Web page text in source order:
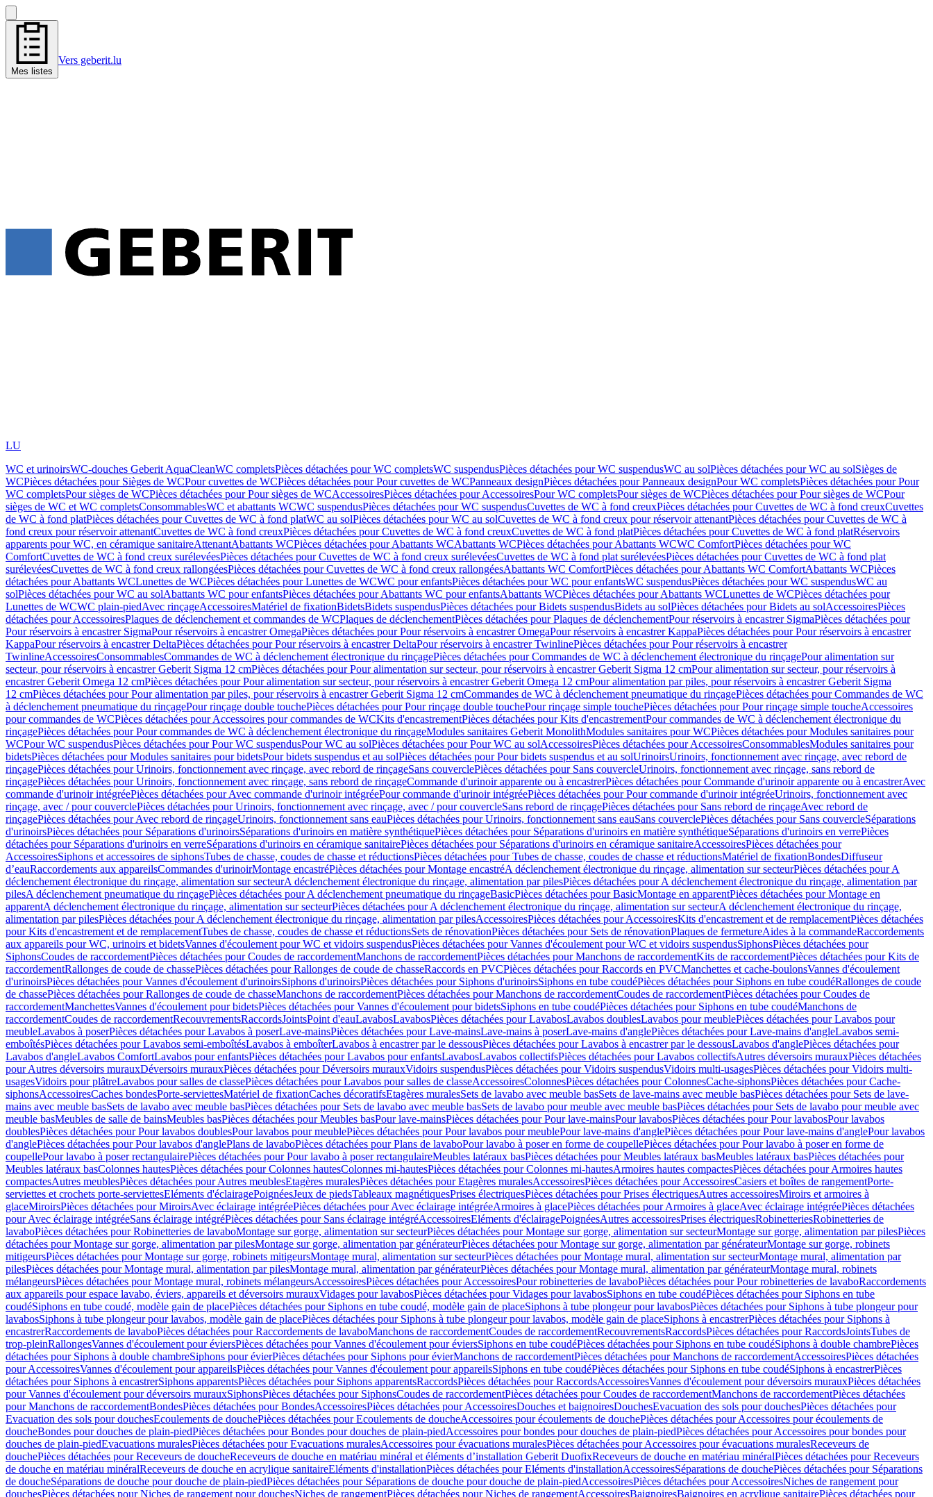
Mes listes
Vers geberit.lu
LU
WC et urinoirsWC-douches Geberit AquaCleanWC completsPièces détachées pour WC completsWC suspendusPièces détachées pour WC suspendusWC au solPièces détachées pour WC au solSièges de
WCPièces détachées pour Sièges de WCPour cuvettes de WCPièces détachées pour Pour cuvettes de WCPanneaux designPièces détachées pour Panneaux designPour WC completsPièces détachées pour Pour
WC completsPour sièges de WCPièces détachées pour Pour sièges de WCAccessoiresPièces détachées pour AccessoiresPour WC completsPour sièges de WCPièces détachées pour Pour sièges de WCPour
sièges de WC et WC completsConsommablesWC et abattants WCWC suspendusPièces détachées pour WC suspendusCuvettes de WC à fond creuxPièces détachées pour Cuvettes de WC à fond creuxCuvettes
de WC à fond platPièces détachées pour Cuvettes de WC à fond platWC au solPièces détachées pour WC au solCuvettes de WC à fond creux pour réservoir attenantPièces détachées pour Cuvettes de WC à
fond creux pour réservoir attenantCuvettes de WC à fond creuxPièces détachées pour Cuvettes de WC à fond creuxCuvettes de WC à fond platPièces détachées pour Cuvettes de WC à fond platRéservoirs
apparents pour WC, en céramique sanitaireAttenantAbattants WCPièces détachées pour Abattants WCAbattants WCPièces détachées pour Abattants WCWC ComfortPièces détachées pour WC
ComfortCuvettes de WC à fond creux surélevéesPièces détachées pour Cuvettes de WC à fond creux surélevéesCuvettes de WC à fond plat surélevéesPièces détachées pour Cuvettes de WC à fond plat
surélevéesCuvettes de WC à fond creux rallongéesPièces détachées pour Cuvettes de WC à fond creux rallongéesAbattants WC ComfortPièces détachées pour Abattants WC ComfortAbattants WCPièces
détachées pour Abattants WCLunettes de WCPièces détachées pour Lunettes de WCWC pour enfantsPièces détachées pour WC pour enfantsWC suspendusPièces détachées pour WC suspendusWC au
solPièces détachées pour WC au solAbattants WC pour enfantsPièces détachées pour Abattants WC pour enfantsAbattants WCPièces détachées pour Abattants WCLunettes de WCPièces détachées pour
Lunettes de WCWC plain-piedAvec rinçageAccessoiresMatériel de fixationBidetsBidets suspendusPièces détachées pour Bidets suspendusBidets au solPièces détachées pour Bidets au solAccessoiresPièces
détachées pour AccessoiresPlaques de déclenchement et commandes de WCPlaques de déclenchementPièces détachées pour Plaques de déclenchementPour réservoirs à encastrer SigmaPièces détachées pour
Pour réservoirs à encastrer SigmaPour réservoirs à encastrer OmegaPièces détachées pour Pour réservoirs à encastrer OmegaPour réservoirs à encastrer KappaPièces détachées pour Pour réservoirs à encastrer
KappaPour réservoirs à encastrer DeltaPièces détachées pour Pour réservoirs à encastrer DeltaPour réservoirs à encastrer TwinlinePièces détachées pour Pour réservoirs à encastrer
TwinlineAccessoiresConsommablesCommandes de WC à déclenchement électronique du rinçagePièces détachées pour Commandes de WC à déclenchement électronique du rinçagePour alimentation sur
secteur, pour réservoirs à encastrer Geberit Sigma 12 cmPièces détachées pour Pour alimentation sur secteur, pour réservoirs à encastrer Geberit Sigma 12 cmPour alimentation sur secteur, pour réservoirs à
encastrer Geberit Omega 12 cmPièces détachées pour Pour alimentation sur secteur, pour réservoirs à encastrer Geberit Omega 12 cmPour alimentation par piles, pour réservoirs à encastrer Geberit Sigma
12 cmPièces détachées pour Pour alimentation par piles, pour réservoirs à encastrer Geberit Sigma 12 cmCommandes de WC à déclenchement pneumatique du rinçagePièces détachées pour Commandes de WC
à déclenchement pneumatique du rinçagePour rinçage double touchePièces détachées pour Pour rinçage double touchePour rinçage simple touchePièces détachées pour Pour rinçage simple toucheAccessoires
pour commandes de WCPièces détachées pour Accessoires pour commandes de WCKits d'encastrementPièces détachées pour Kits d'encastrementPour commandes de WC à déclenchement électronique du
rinçagePièces détachées pour Pour commandes de WC à déclenchement électronique du rinçageModules sanitaires Geberit MonolithModules sanitaires pour WCPièces détachées pour Modules sanitaires pour
WCPour WC suspendusPièces détachées pour Pour WC suspendusPour WC au solPièces détachées pour Pour WC au solAccessoiresPièces détachées pour AccessoiresConsommablesModules sanitaires pour
bidetsPièces détachées pour Modules sanitaires pour bidetsPour bidets suspendus et au solPièces détachées pour Pour bidets suspendus et au solUrinoirsUrinoirs, fonctionnement avec rinçage, avec rebord de
rinçagePièces détachées pour Urinoirs, fonctionnement avec rinçage, avec rebord de rinçageSans couverclePièces détachées pour Sans couvercleUrinoirs, fonctionnement avec rinçage, sans rebord de
rinçagePièces détachées pour Urinoirs, fonctionnement avec rinçage, sans rebord de rinçageCommande d'urinoir apparente ou à encastrerPièces détachées pour Commande d'urinoir apparente ou à encastrerAvec
commande d'urinoir intégréePièces détachées pour Avec commande d'urinoir intégréePour commande d'urinoir intégréePièces détachées pour Pour commande d'urinoir intégréeUrinoirs, fonctionnement avec
rinçage, avec / pour couverclePièces détachées pour Urinoirs, fonctionnement avec rinçage, avec / pour couvercleSans rebord de rinçagePièces détachées pour Sans rebord de rinçageAvec rebord de
rinçagePièces détachées pour Avec rebord de rinçageUrinoirs, fonctionnement sans eauPièces détachées pour Urinoirs, fonctionnement sans eauSans couverclePièces détachées pour Sans couvercleSéparations
d'urinoirsPièces détachées pour Séparations d'urinoirsSéparations d'urinoirs en matière synthétiquePièces détachées pour Séparations d'urinoirs en matière synthétiqueSéparations d'urinoirs en verrePièces
détachées pour Séparations d'urinoirs en verreSéparations d'urinoirs en céramique sanitairePièces détachées pour Séparations d'urinoirs en céramique sanitaireAccessoiresPièces détachées pour
AccessoiresSiphons et accessoires de siphonsTubes de chasse, coudes de chasse et réductionsPièces détachées pour Tubes de chasse, coudes de chasse et réductionsMatériel de fixationBondesDiffuseur
d’eauRaccordements aux appareilsCommandes d'urinoirMontage encastréPièces détachées pour Montage encastréA déclenchement électronique du rinçage, alimentation sur secteurPièces détachées pour A
déclenchement électronique du rinçage, alimentation sur secteurA déclenchement électronique du rinçage, alimentation par pilesPièces détachées pour A déclenchement électronique du rinçage, alimentation par
pilesA déclenchement pneumatique du rinçagePièces détachées pour A déclenchement pneumatique du rinçageBasicPièces détachées pour BasicMontage en apparentPièces détachées pour Montage en
apparentA déclenchement électronique du rinçage, alimentation sur secteurPièces détachées pour A déclenchement électronique du rinçage, alimentation sur secteurA déclenchement électronique du rinçage,
alimentation par pilesPièces détachées pour A déclenchement électronique du rinçage, alimentation par pilesAccessoiresPièces détachées pour AccessoiresKits d'encastrement et de remplacementPièces détachées
pour Kits d'encastrement et de remplacementTubes de chasse, coudes de chasse et réductionsSets de rénovationPièces détachées pour Sets de rénovationPlaques de fermetureAides à la commandeRaccordements
aux appareils pour WC, urinoirs et bidetsVannes d'écoulement pour WC et vidoirs suspendusPièces détachées pour Vannes d'écoulement pour WC et vidoirs suspendusSiphonsPièces détachées pour
SiphonsCoudes de raccordementPièces détachées pour Coudes de raccordementManchons de raccordementPièces détachées pour Manchons de raccordementKits de raccordementPièces détachées pour Kits de
raccordementRallonges de coude de chassePièces détachées pour Rallonges de coude de chasseRaccords en PVCPièces détachées pour Raccords en PVCManchettes et cache-boulonsVannes d'écoulement
d'urinoirsPièces détachées pour Vannes d'écoulement d'urinoirsSiphons d'urinoirsPièces détachées pour Siphons d'urinoirsSiphons en tube coudéPièces détachées pour Siphons en tube coudéRallonges de coude
de chassePièces détachées pour Rallonges de coude de chasseManchons de raccordementPièces détachées pour Manchons de raccordementCoudes de raccordementPièces détachées pour Coudes de
raccordementManchettesVannes d'écoulement pour bidetsPièces détachées pour Vannes d'écoulement pour bidetsSiphons en tube coudéPièces détachées pour Siphons en tube coudéManchons de
raccordementCoudes de raccordementRecouvrementsRaccordsJointsPoint d'eauLavabosLavabosPièces détachées pour LavabosLavabos doublesLavabos pour meublePièces détachées pour Lavabos pour
meubleLavabos à poserPièces détachées pour Lavabos à poserLave-mainsPièces détachées pour Lave-mainsLave-mains à poserLave-mains d'anglePièces détachées pour Lave-mains d'angleLavabos semi-
emboîtésPièces détachées pour Lavabos semi-emboîtésLavabos à emboîterLavabos à encastrer par le dessousPièces détachées pour Lavabos à encastrer par le dessousLavabos d'anglePièces détachées pour
Lavabos d'angleLavabos ComfortLavabos pour enfantsPièces détachées pour Lavabos pour enfantsLavabosLavabos collectifsPièces détachées pour Lavabos collectifsAutres déversoirs murauxPièces détachées
pour Autres déversoirs murauxDéversoirs murauxPièces détachées pour Déversoirs murauxVidoirs suspendusPièces détachées pour Vidoirs suspendusVidoirs multi-usagesPièces détachées pour Vidoirs multi-
usagesVidoirs pour plâtreLavabos pour salles de classePièces détachées pour Lavabos pour salles de classeAccessoiresColonnesPièces détachées pour ColonnesCache-siphonsPièces détachées pour Cache-
siphonsAccessoiresCaches bondesPorte-serviettesMatériel de fixationCaches décoratifsEtagères muralesSets de lavabo avec meuble basSets de lave-mains avec meuble basPièces détachées pour Sets de lave-
mains avec meuble basSets de lavabo avec meuble basPièces détachées pour Sets de lavabo avec meuble basSets de lavabo pour meuble avec meuble basPièces détachées pour Sets de lavabo pour meuble avec
meuble basMeubles de salle de bainsMeubles basPièces détachées pour Meubles basPour lave-mainsPièces détachées pour Pour lave-mainsPour lavabosPièces détachées pour Pour lavabosPour lavabos
doublesPièces détachées pour Pour lavabos doublesPour lavabos pour meublePièces détachées pour Pour lavabos pour meublePour lave-mains d'anglePièces détachées pour Pour lave-mains d'anglePour lavabos
d'anglePièces détachées pour Pour lavabos d'anglePlans de lavaboPièces détachées pour Plans de lavaboPour lavabo à poser en forme de coupellePièces détachées pour Pour lavabo à poser en forme de
coupellePour lavabo à poser rectangulairePièces détachées pour Pour lavabo à poser rectangulaireMeubles latéraux basPièces détachées pour Meubles latéraux basMeubles latéraux basPièces détachées pour
Meubles latéraux basColonnes hautesPièces détachées pour Colonnes hautesColonnes mi-hautesPièces détachées pour Colonnes mi-hautesArmoires hautes compactesPièces détachées pour Armoires hautes
compactesAutres meublesPièces détachées pour Autres meublesEtagères muralesPièces détachées pour Etagères muralesAccessoiresPièces détachées pour AccessoiresCasiers et boîtes de rangementPorte-
serviettes et crochets porte-serviettesEléments d'éclairagePoignéesJeux de piedsTableaux magnétiquesPrises électriquesPièces détachées pour Prises électriquesAutres accessoiresMiroirs et armoires à
glaceMiroirsPièces détachées pour MiroirsAvec éclairage intégréePièces détachées pour Avec éclairage intégréeArmoires à glacePièces détachées pour Armoires à glaceAvec éclairage intégréePièces détachées
pour Avec éclairage intégréeSans éclairage intégréPièces détachées pour Sans éclairage intégréAccessoiresEléments d'éclairagePoignéesAutres accessoiresPrises électriquesRobinetteriesRobinetteries de
lavaboPièces détachées pour Robinetteries de lavaboMontage sur gorge, alimentation sur secteurPièces détachées pour Montage sur gorge, alimentation sur secteurMontage sur gorge, alimentation par pilesPièces
détachées pour Montage sur gorge, alimentation par pilesMontage sur gorge, alimentation par générateurPièces détachées pour Montage sur gorge, alimentation par générateurMontage sur gorge, robinets
mitigeursPièces détachées pour Montage sur gorge, robinets mitigeursMontage mural, alimentation sur secteurPièces détachées pour Montage mural, alimentation sur secteurMontage mural, alimentation par
pilesPièces détachées pour Montage mural, alimentation par pilesMontage mural, alimentation par générateurPièces détachées pour Montage mural, alimentation par générateurMontage mural, robinets
mélangeursPièces détachées pour Montage mural, robinets mélangeursAccessoiresPièces détachées pour AccessoiresPour robinetteries de lavaboPièces détachées pour Pour robinetteries de lavaboRaccordements
aux appareils pour espace lavabo, éviers, appareils et déversoirs murauxVidages pour lavabosPièces détachées pour Vidages pour lavabosSiphons en tube coudéPièces détachées pour Siphons en tube
coudéSiphons en tube coudé, modèle gain de placePièces détachées pour Siphons en tube coudé, modèle gain de placeSiphons à tube plongeur pour lavabosPièces détachées pour Siphons à tube plongeur pour
lavabosSiphons à tube plongeur pour lavabos, modèle gain de placePièces détachées pour Siphons à tube plongeur pour lavabos, modèle gain de placeSiphons à encastrerPièces détachées pour Siphons à
encastrerRaccordements de lavaboPièces détachées pour Raccordements de lavaboManchons de raccordementCoudes de raccordementRecouvrementsRaccordsPièces détachées pour RaccordsJointsTubes de
trop-pleinRallongesVannes d'écoulement pour éviersPièces détachées pour Vannes d'écoulement pour éviersSiphons en tube coudéPièces détachées pour Siphons en tube coudéSiphons à double chambrePièces
détachées pour Siphons à double chambreSiphons pour évierPièces détachées pour Siphons pour évierManchons de raccordementPièces détachées pour Manchons de raccordementAccessoiresPièces détachées
pour AccessoiresVannes d'écoulement pour appareilsPièces détachées pour Vannes d'écoulement pour appareilsSiphons en tube coudéPièces détachées pour Siphons en tube coudéSiphons à encastrerPièces
détachées pour Siphons à encastrerSiphons apparentsPièces détachées pour Siphons apparentsRaccordsPièces détachées pour RaccordsAccessoiresVannes d'écoulement pour déversoirs murauxPièces détachées
pour Vannes d'écoulement pour déversoirs murauxSiphonsPièces détachées pour SiphonsCoudes de raccordementPièces détachées pour Coudes de raccordementManchons de raccordementPièces détachées
pour Manchons de raccordementBondesPièces détachées pour BondesAccessoiresPièces détachées pour AccessoiresDouches et baignoiresDouchesEvacuation des sols pour douchesPièces détachées pour
Evacuation des sols pour douchesEcoulements de douchePièces détachées pour Ecoulements de doucheAccessoires pour écoulements de douchePièces détachées pour Accessoires pour écoulements de
doucheBondes pour douches de plain-piedPièces détachées pour Bondes pour douches de plain-piedAccessoires pour bondes pour douches de plain-piedPièces détachées pour Accessoires pour bondes pour
douches de plain-piedEvacuations muralesPièces détachées pour Evacuations muralesAccessoires pour évacuations muralesPièces détachées pour Accessoires pour évacuations muralesReceveurs de
douchePièces détachées pour Receveurs de doucheReceveurs de douche en matériau minéral et éléments d’installation Geberit DuofixReceveurs de douche en matériau minéralPièces détachées pour Receveurs
de douche en matériau minéralReceveurs de douche en acrylique sanitaireEléments d'installationPièces détachées pour Eléments d'installationAccessoiresSéparations de douchePièces détachées pour Séparations
de doucheSéparations de douche pour douche de plain-piedPièces détachées pour Séparations de douche pour douche de plain-piedAccessoiresPièces détachées pour AccessoiresNiches de rangement pour
douchesPièces détachées pour Niches de rangement pour douchesNiches de rangementPièces détachées pour Niches de rangementAccessoiresBaignoiresBaignoires en acrylique sanitairePièces détachées pour